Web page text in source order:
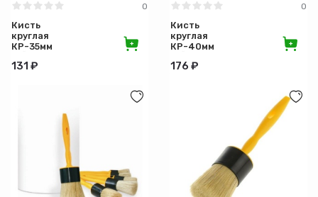
0
Кисть
круглая
КР-35мм
131 ₽
0
Кисть
круглая
КР-40мм
176 ₽